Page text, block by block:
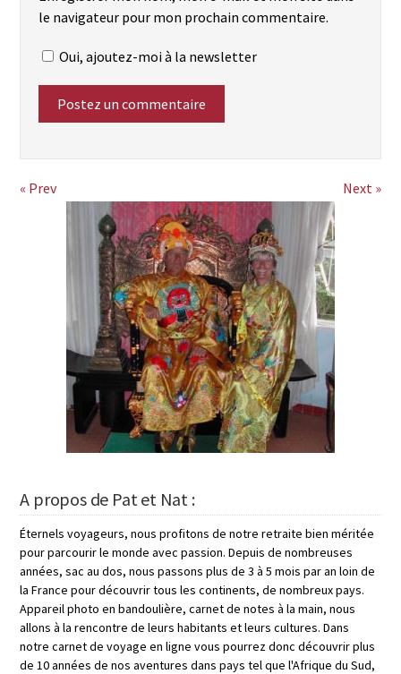
le navigateur pour mon prochain commentaire.
Oui, ajoutez-moi à la newsletter
« Prev Next »
A propos de Pat et Nat :
Éternels voyageurs, nous profitons de notre retraite bien méritée
pour parcourir le monde avec passion. Depuis de nombreuses
années, sac au dos, nous passons plus de 3 à 5 mois par an loin de
la France pour découvrir tous les continents, de nombreux pays.
Appareil photo en bandoulière, carnet de notes à la main, nous
allons à la rencontre de leurs habitants et leurs cultures. Dans
notre carnet de voyage en ligne vous pourrez donc découvrir plus
de 10 années de nos aventures dans pays tel que l'Afrique du Sud,